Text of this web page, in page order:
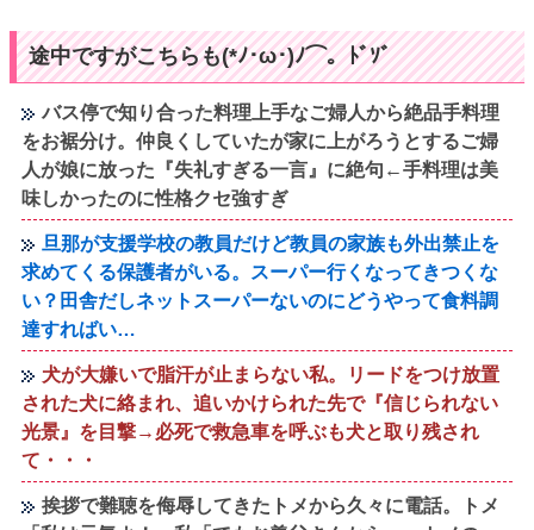
途中ですがこちらも(*ﾉ･ω･)ﾉ⌒。ﾄﾞｿﾞ
バス停で知り合った料理上手なご婦人から絶品手料理
をお裾分け。仲良くしていたが家に上がろうとするご婦
人が娘に放った『失礼すぎる一言』に絶句←手料理は美
味しかったのに性格クセ強すぎ
旦那が支援学校の教員だけど教員の家族も外出禁止を
求めてくる保護者がいる。スーパー行くなってきつくな
い？田舎だしネットスーパーないのにどうやって食料調
達すればい…
犬が大嫌いで脂汗が止まらない私。リードをつけ放置
された犬に絡まれ、追いかけられた先で『信じられない
光景』を目撃→必死で救急車を呼ぶも犬と取り残され
て・・・
挨拶で難聴を侮辱してきたトメから久々に電話。トメ